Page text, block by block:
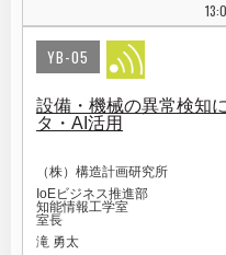
YB-05
設備・機械の異常検知
タ・AI活用
（株）構造計画研究所
IoEビジネス推進部
知能情報工学室
室長
滝 勇太